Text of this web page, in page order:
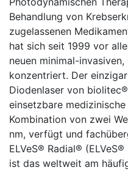
Behandlung von
zugelassenen
hat sich seit 1999 vor
neuen minimal-
konzentriert. Der
Diodenlaser von
einsetzbare
Kombination von zwei
nm, verfügt und
ELVeS® Radial®
ist das weltweit am